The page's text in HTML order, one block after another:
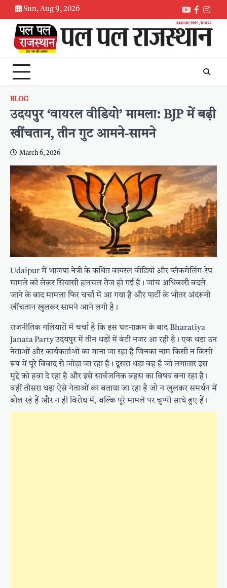
Skip
to
content
Sun, Aug 9, 2026
Youtube
BLOG
उदयपुर ‘वायरल वीडियो’ मामला: BJP में बढ़ी
खींचतान, तीन गुट आमने-सामने
March 6, 2026
Udaipur में भाजपा नेत्री के कथित वायरल वीडियो और ब्लैकमेलिंग-रेप
मामले को लेकर सियासी हलचल तेज हो गई है। जांच अधिकारी बदले
जाने के बाद मामला फिर चर्चा में आ गया है और पार्टी के भीतर अंदरूनी
खींचतान खुलकर सामने आने लगी है।
राजनीतिक गलियारों में चर्चा है कि इस घटनाक्रम के बाद Bharatiya
Janata Party उदयपुर में तीन धड़ों में बंटी नजर आ रही है। एक धड़ा उन
नेताओं और कार्यकर्ताओं का माना जा रहा है जिनका नाम किसी न किसी
रूप में पूरे विवाद से जोड़ा जा रहा है। दूसरा धड़ा वह है जो लगातार इस
मुद्दे को हवा दे रहा है और इसे सार्वजनिक बहस का विषय बना रहा है।
वहीं तीसरा धड़ा ऐसे नेताओं का बताया जा रहा है जो न खुलकर समर्थन में
बोल रहे हैं और न ही विरोध में, बल्कि पूरे मामले पर चुप्पी साधे हुए हैं।